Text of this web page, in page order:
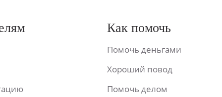
Как помочь
Помочь деньгами
Хороший повод
Помочь делом